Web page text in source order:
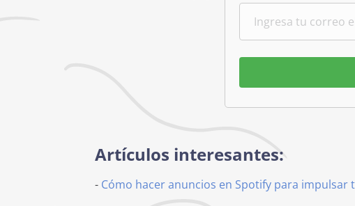
Artículos interesantes:
- Cómo hacer anuncios en Spotify para impulsar